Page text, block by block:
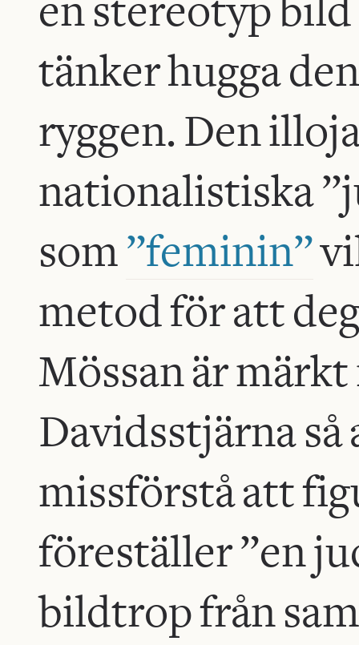
en stereotyp
tänker hugga
ryggen. Den
nationalistiska
som”feminin”
metod för att
Mössan är märkt
Davidsstjärna
missförstå att
föreställer ”en
bildtrop från